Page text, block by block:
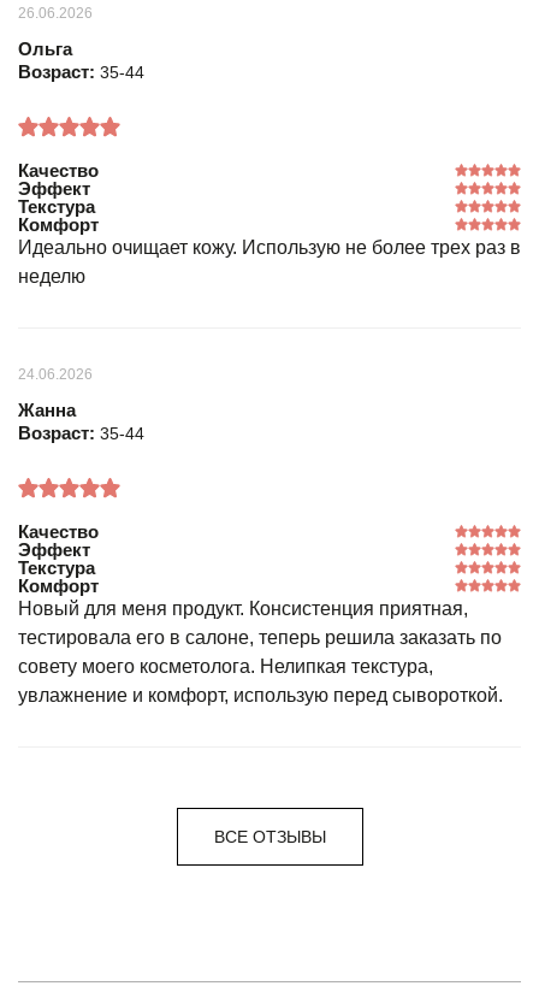
26.06.2026
Ольга
Возраст: 35-44
Качество
Эффект
Текстура
Комфорт
Идеально очищает кожу. Использую не более трех раз в
неделю
24.06.2026
Жанна
Возраст: 35-44
Качество
Эффект
Текстура
Комфорт
Новый для меня продукт. Консистенция приятная,
тестировала его в салоне, теперь решила заказать по
совету моего косметолога. Нелипкая текстура,
увлажнение и комфорт, использую перед сывороткой.
ВСЕ ОТЗЫВЫ